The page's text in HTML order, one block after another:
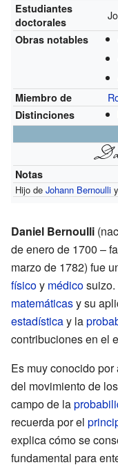
Estudiantes
doctorales
Obras notables
Miembro de
Distinciones
Notas
Hijo de Johann Bernoulliy
Daniel Bernoulli
de enero de 1700 –
marzo de 1782) fue
físicoy médicosuizo.
matemáticasy su
estadísticay la
contribuciones en el
Es muy conocido
del movimiento de
campo de la
recuerda por el
explica cómo se
fundamental para